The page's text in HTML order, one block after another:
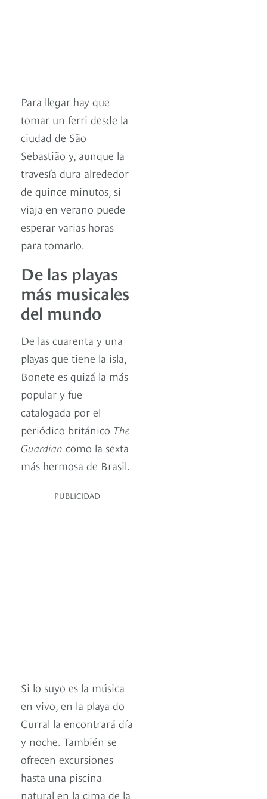
Para llegar hay que
tomar un ferri desde la
ciudad de São
Sebastião y, aunque la
travesía dura alrededor
de quince minutos, si
viaja en verano puede
esperar varias horas
para tomarlo.
De las playas
más musicales
del mundo
De las cuarenta y una
playas que tiene la isla,
Bonete es quizá la más
popular y fue
catalogada por el
periódico británico The
Guardian como la sexta
más hermosa de Brasil.
PUBLICIDAD
Si lo suyo es la música
en vivo, en la playa do
Curral la encontrará día
y noche. También se
ofrecen excursiones
hasta una piscina
natural en la cima de la